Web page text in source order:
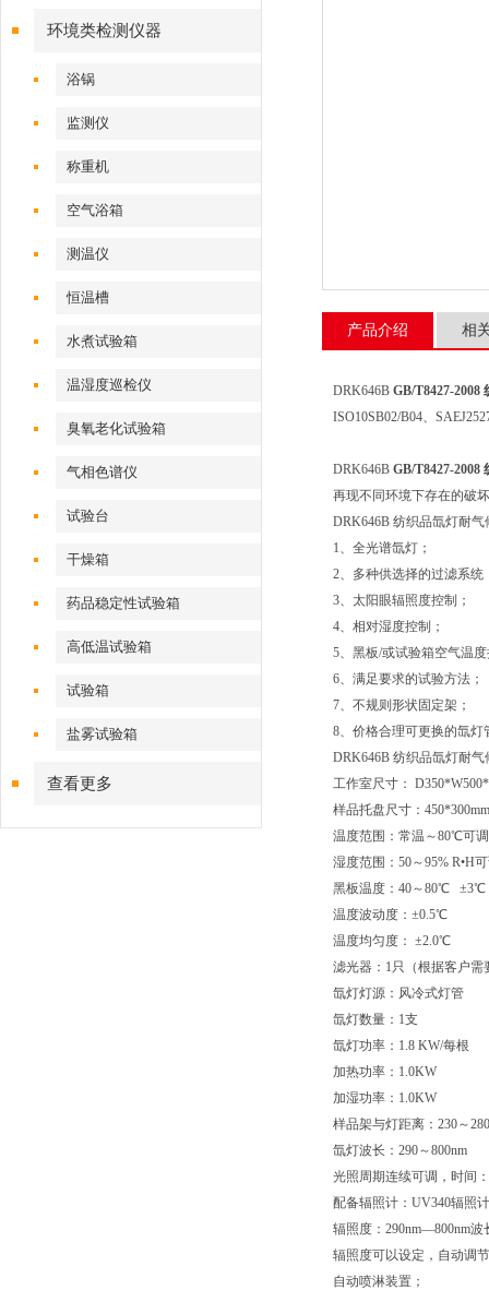
环境类检测仪器
浴锅
监测仪
称重机
空气浴箱
测温仪
恒温槽
水煮试验箱
温湿度巡检仪
臭氧老化试验箱
气相色谱仪
试验台
干燥箱
药品稳定性试验箱
高低温试验箱
试验箱
盐雾试验箱
查看更多
产品介绍 相
DRK646B GB/T8427-2008
ISO10SB02/B04、
DRK646B GB/T8427-2008
再现不同环境下存在的破
DRK646B 纺织品氙灯耐
1、全光谱氙灯；
2、多种供选择的过滤系统
3、太阳眼辐照度控制；
4、相对湿度控制；
5、黑板/或试验箱空气温
6、满足要求的试验方法；
7、不规则形状固定架；
8、价格合理可更换的氙灯
DRK646B 纺织品氙灯耐气
工作室尺寸：
样品托盘尺寸：
温度范围：常温～80℃可调
湿度范围：50～95% R•H
黑板温度：40～80℃ ±3℃
温度波动度：±0.5℃
温度均匀度： ±2.0℃
滤光器：1只（根据客户
氙灯灯源：风冷式灯管
氙灯数量：1支
氙灯功率：1.8 KW/每根
加热功率：1.0KW
加湿功率：1.0KW
样品架与灯距离：230～
氙灯波长：290～800nm
光照周期连续可调，时间
配备辐照计：UV340辐照
辐照度：290nm—800nm
辐照度可以设定，自动调
自动喷淋装置；